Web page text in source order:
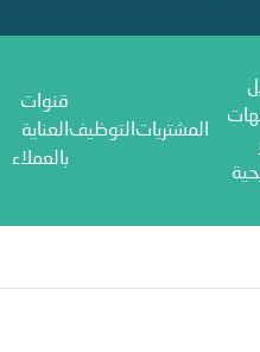
المشتريات التوظيف
قنوات
العناية
بالعملاء